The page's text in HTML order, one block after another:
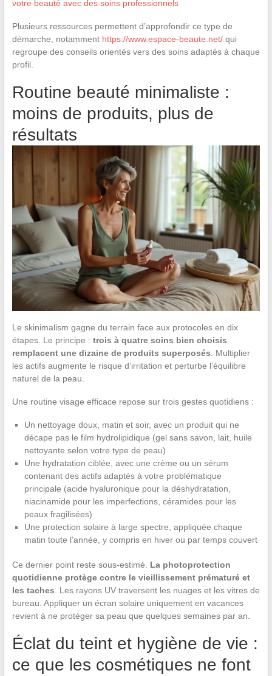
votre beauté avec des soins professionnels
Plusieurs ressources permettent d’approfondir ce type de
démarche, notamment https://www.espace-beaute.net/qui
regroupe des conseils orientés vers des soins adaptés à chaque
profil.
Routine beauté minimaliste :
moins de produits, plus de
résultats
Le skinimalism gagne du terrain face aux protocoles en dix
étapes. Le principe : trois à quatre soins bien choisis
remplacent une dizaine de produits superposés. Multiplier
les actifs augmente le risque d’irritation et perturbe l’équilibre
naturel de la peau.
Une routine visage efficace repose sur trois gestes quotidiens :
Un nettoyage doux, matin et soir, avec un produit qui ne
décape pas le film hydrolipidique (gel sans savon, lait, huile
nettoyante selon votre type de peau)
Une hydratation ciblée, avec une crème ou un sérum
contenant des actifs adaptés à votre problématique
principale (acide hyaluronique pour la déshydratation,
niacinamide pour les imperfections, céramides pour les
peaux fragilisées)
Une protection solaire à large spectre, appliquée chaque
matin toute l’année, y compris en hiver ou par temps couvert
Ce dernier point reste sous-estimé. La photoprotection
quotidienne protège contre le vieillissement prématuré et
les taches. Les rayons UV traversent les nuages et les vitres de
bureau. Appliquer un écran solaire uniquement en vacances
revient à ne protéger sa peau que quelques semaines par an.
Éclat du teint et hygiène de vie :
ce que les cosmétiques ne font